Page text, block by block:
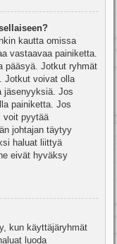
kautta omissa
vastaavaa painiketta.
pääsyä. Jotkut ryhmät
Jotkut voivat olla
jäsenyyksiä. Jos
painiketta. Jos
voit pyytää
johtajan täytyy
haluat liittyä
eivät hyväksy
kun käyttäjäryhmät
luoda